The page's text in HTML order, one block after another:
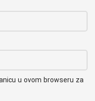
u ovom browseru za